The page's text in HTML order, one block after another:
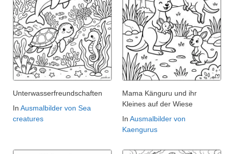
Unterwasserfreundschaften
In Ausmalbilder von Sea
creatures
Mama Känguru und ihr
Kleines auf der Wiese
In Ausmalbilder von
Kaengurus